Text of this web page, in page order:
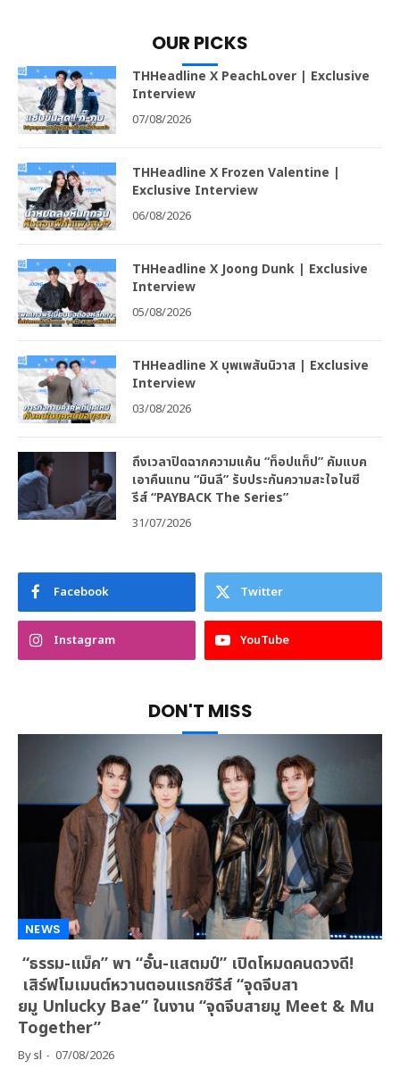
OUR PICKS
THHeadline X PeachLover | Exclusive
Interview
07/08/2026
THHeadline X Frozen Valentine |
Exclusive Interview
06/08/2026
THHeadline X Joong Dunk | Exclusive
Interview
05/08/2026
THHeadline X บุพเพสันนิวาส | Exclusive
Interview
03/08/2026
ถึงเวลาปิดฉากความแค้น “ท็อปแท็ป” คัมแบค
เอาคืนแทน “มินลี” รับประกันความสะใจในซี
รีส์ “PAYBACK The Series”
31/07/2026
Facebook Twitter
Instagram YouTube
DON'T MISS
NEWS
“ธรรม-แม็ค” พา “อั๋น-แสตมป์” เปิดโหมดคนดวงดี!
เสิร์ฟโมเมนต์หวานตอนแรกซีรีส์ “จุดจีบสา
ยมู Unlucky Bae” ในงาน “จุดจีบสายมู Meet & Mu
Together”
Bysl 07/08/2026